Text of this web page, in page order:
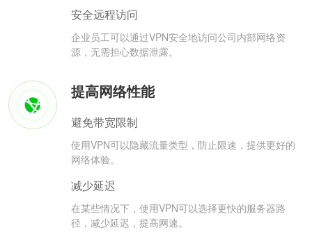
安全远程访问
企业员工可以通过VPN安全地访问公司内部网络资
源，无需担心数据泄露。
提高网络性能
避免带宽限制
使用VPN可以隐藏流量类型，防止限速，提供更好的
网络体验。
减少延迟
在某些情况下，使用VPN可以选择更快的服务器路
径，减少延迟，提高网速。